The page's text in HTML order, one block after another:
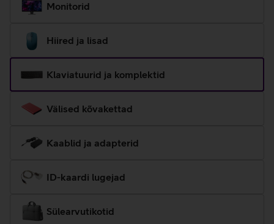
Monitorid
Hiired ja lisad
Klaviatuurid ja komplektid
Välised kõvakettad
Kaablid ja adapterid
ID-kaardi lugejad
Sülearvutikotid